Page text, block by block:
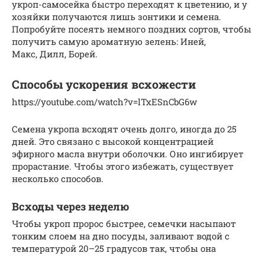
укроп-самосейка быстро переходят к цветению, и у
хозяйки получаются лишь зонтики и семена.
Попробуйте посеять немного поздних сортов, чтобы
получить самую ароматную зелень: Иней,
Макс, Дилл, Борей.
Способы ускорения всхожести
https://youtube.com/watch?v=lTxESnCbG6w
Семена укропа всходят очень долго, иногда до 25
дней. Это связано с высокой концентрацией
эфирного масла внутри оболочки. Оно ингибирует
прорастание. Чтобы этого избежать, существует
несколько способов.
Всходы через неделю
Чтобы укроп пророс быстрее, семечки насыпают
тонким слоем на дно посуды, заливают водой с
температурой 20–25 градусов так, чтобы она